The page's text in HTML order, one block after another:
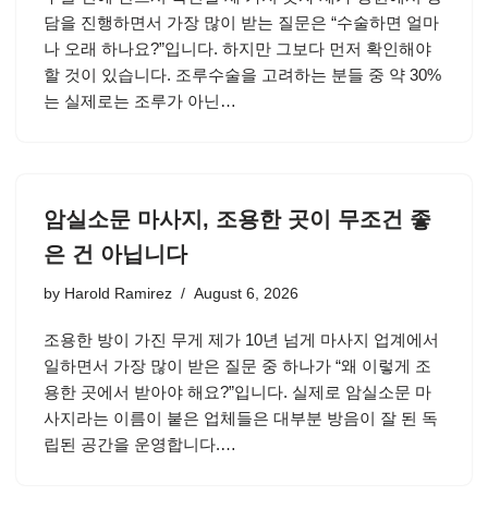
담을 진행하면서 가장 많이 받는 질문은 “수술하면 얼마
나 오래 하나요?”입니다. 하지만 그보다 먼저 확인해야
할 것이 있습니다. 조루수술을 고려하는 분들 중 약 30%
는 실제로는 조루가 아닌…
암실소문 마사지, 조용한 곳이 무조건 좋
은 건 아닙니다
by Harold Ramirez August 6, 2026
조용한 방이 가진 무게 제가 10년 넘게 마사지 업계에서
일하면서 가장 많이 받은 질문 중 하나가 “왜 이렇게 조
용한 곳에서 받아야 해요?”입니다. 실제로 암실소문 마
사지라는 이름이 붙은 업체들은 대부분 방음이 잘 된 독
립된 공간을 운영합니다.…